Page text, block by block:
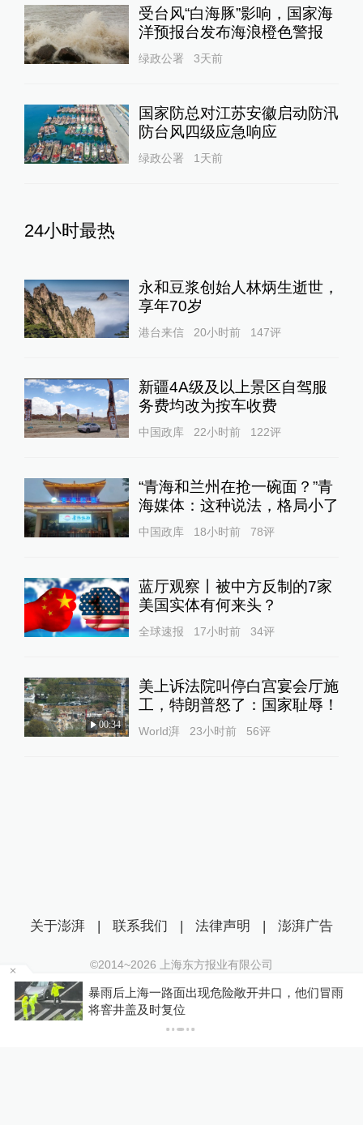
受台风“白海豚”影响，国家海
洋预报台发布海浪橙色警报
绿政公署 3天前
国家防总对江苏安徽启动防汛
防台风四级应急响应
绿政公署 1天前
24小时最热
永和豆浆创始人林炳生逝世，
享年70岁
港台来信 20小时前 147评
新疆4A级及以上景区自驾服
务费均改为按车收费
中国政库 22小时前 122评
“青海和兰州在抢一碗面？”青
海媒体：这种说法，格局小了
中国政库 18小时前 78评
蓝厅观察丨被中方反制的7家
美国实体有何来头？
全球速报 17小时前 34评
00:34
美上诉法院叫停白宫宴会厅施
工，特朗普怒了：国家耻辱！
World湃 23小时前 56评
暴雨后上海一路面出现危险敞开井口，他们冒雨
将窨井盖及时复位
关于澎湃 | 联系我们 | 法律声明 | 澎湃广告
©2014~2026 上海东方报业有限公司
沪ICP证：沪B2-20170116 | 沪ICP备14003370号
互联网新闻信息服务许可证：31120170006
沪公网安备 31010602000299号